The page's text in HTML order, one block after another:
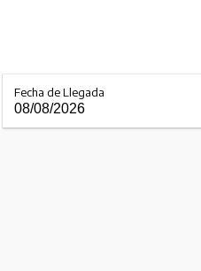
Fecha de Llegada